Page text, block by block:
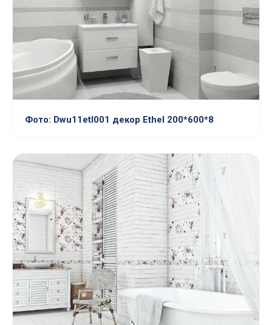
Фото: Dwu11etl001 декор Ethel 200*600*8